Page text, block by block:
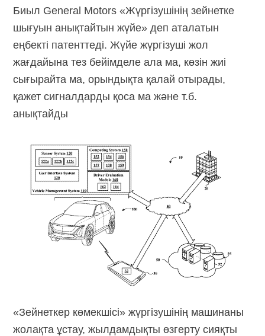
Биыл General Motors «Жүргізушінің зейнетке
шығуын анықтайтын жүйе» деп аталатын
еңбекті патенттеді. Жүйе жүргізуші жол
жағдайына тез бейімделе ала ма, көзін жиі
сығырайта ма, орындықта қалай отырады,
қажет сигналдарды қоса ма және т.б.
анықтайды
«Зейнеткер көмекшісі» жүргізушінің машинаны
жолақта ұстау, жылдамдықты өзгерту сияқты